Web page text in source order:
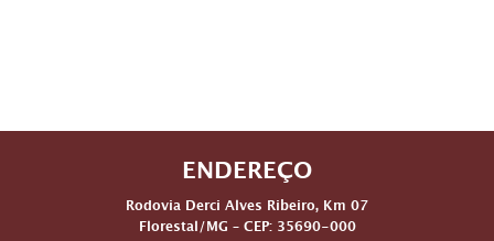
ENDEREÇO
Rodovia Derci Alves Ribeiro, Km 07
Florestal/MG – CEP: 35690-000